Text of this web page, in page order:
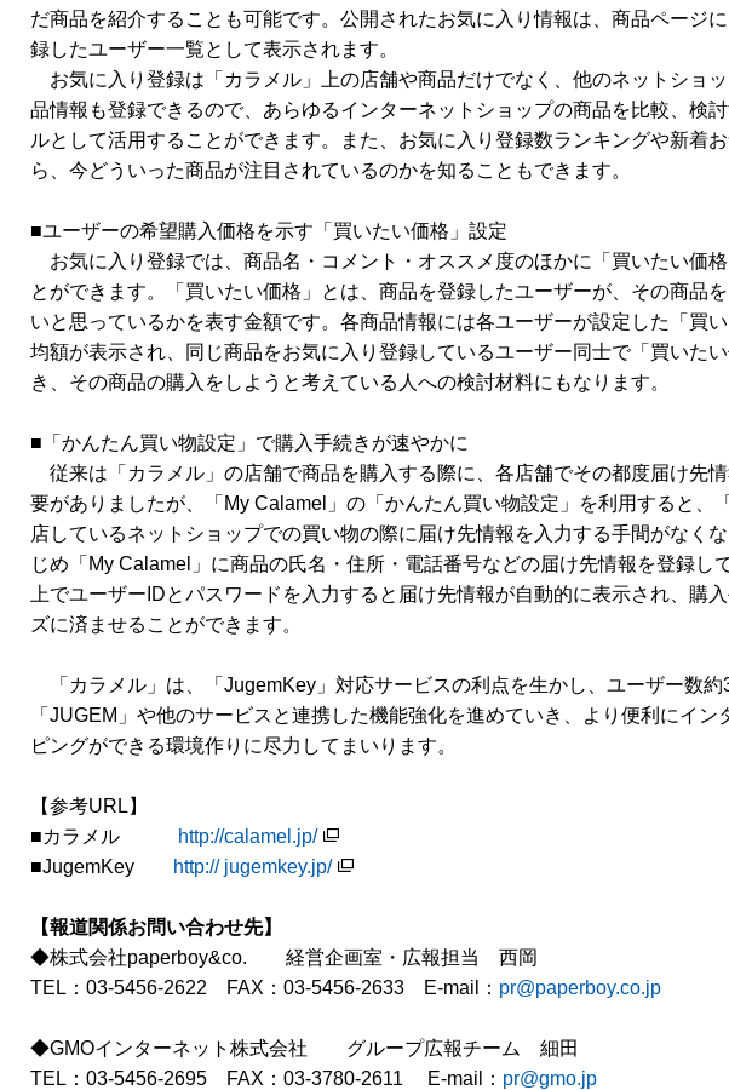
だ商品を紹介することも可能です。公開されたお気に入り情報は、商品ページ
録したユーザー一覧として表示されます。
お気に入り登録は「カラメル」上の店舗や商品だけでなく、他のネットショ
品情報も登録できるので、あらゆるインターネットショップの商品を比較、検
ルとして活用することができます。また、お気に入り登録数ランキングや新着
ら、今どういった商品が注目されているのかを知ることもできます。
■ユーザーの希望購入価格を示す「買いたい価格」設定
お気に入り登録では、商品名・コメント・オススメ度のほかに「買いたい価格
とができます。「買いたい価格」とは、商品を登録したユーザーが、その商品
いと思っているかを表す金額です。各商品情報には各ユーザーが設定した「買
均額が表示され、同じ商品をお気に入り登録しているユーザー同士で「買いた
き、その商品の購入をしようと考えている人への検討材料にもなります。
■「かんたん買い物設定」で購入手続きが速やかに
従来は「カラメル」の店舗で商品を購入する際に、各店舗でその都度届け先
要がありましたが、「My Calamel」の「かんたん買い物設定」を利用すると、
店しているネットショップでの買い物の際に届け先情報を入力する手間がなく
じめ「My Calamel」に商品の氏名・住所・電話番号などの届け先情報を登録し
上でユーザーIDとパスワードを入力すると届け先情報が自動的に表示され、購
ズに済ませることができます。
「カラメル」は、「JugemKey」対応サービスの利点を生かし、ユーザー数約
「JUGEM」や他のサービスと連携した機能強化を進めていき、より便利にイン
ピングができる環境作りに尽力してまいります。
【参考URL】
■カラメル
http://calamel.jp/
■JugemKey
http:// jugemkey.jp/
【報道関係お問い合わせ先】
◆株式会社paperboy&co. 経営企画室・広報担当 西岡
TEL：03-5456-2622 FAX：03-5456-2633 E-mail： pr@paperboy.co.jp
◆GMOインターネット株式会社 グループ広報チーム 細田
TEL：03-5456-2695 FAX：03-3780-2611 E-mail： pr@gmo.jp